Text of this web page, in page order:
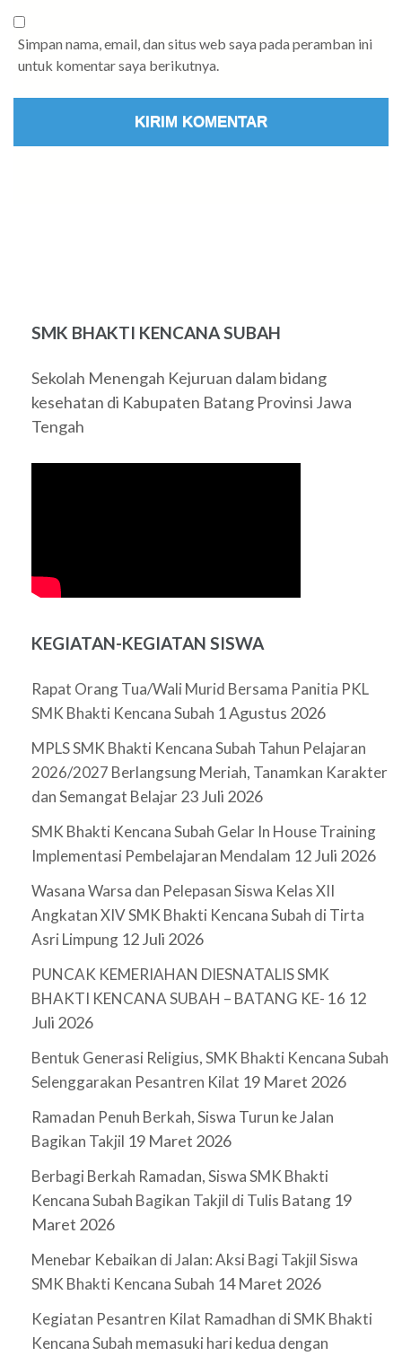
Simpan nama, email, dan situs web saya pada peramban ini
untuk komentar saya berikutnya.
SMK BHAKTI KENCANA SUBAH
Sekolah Menengah Kejuruan dalam bidang
kesehatan di Kabupaten Batang Provinsi Jawa
Tengah
KEGIATAN-KEGIATAN SISWA
Rapat Orang Tua/Wali Murid Bersama Panitia PKL
SMK Bhakti Kencana Subah 1 Agustus 2026
MPLS SMK Bhakti Kencana Subah Tahun Pelajaran
2026/2027 Berlangsung Meriah, Tanamkan Karakter
dan Semangat Belajar23 Juli 2026
SMK Bhakti Kencana Subah Gelar In House Training
Implementasi Pembelajaran Mendalam 12 Juli 2026
Wasana Warsa dan Pelepasan Siswa Kelas XII
Angkatan XIV SMK Bhakti Kencana Subah di Tirta
Asri Limpung 12 Juli 2026
PUNCAK KEMERIAHAN DIESNATALIS SMK
BHAKTI KENCANA SUBAH – BATANG KE- 16 12
Juli 2026
Bentuk Generasi Religius, SMK Bhakti Kencana Subah
Selenggarakan Pesantren Kilat 19 Maret 2026
Ramadan Penuh Berkah, Siswa Turun ke Jalan
Bagikan Takjil 19 Maret 2026
Berbagi Berkah Ramadan, Siswa SMK Bhakti
Kencana Subah Bagikan Takjil di Tulis Batang 19
Maret 2026
Menebar Kebaikan di Jalan: Aksi Bagi Takjil Siswa
SMK Bhakti Kencana Subah 14 Maret 2026
Kegiatan Pesantren Kilat Ramadhan di SMK Bhakti
Kencana Subah memasuki hari kedua dengan